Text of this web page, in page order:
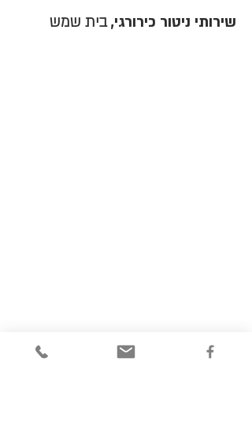
שירותי ניטור כירורגי,בית שמש